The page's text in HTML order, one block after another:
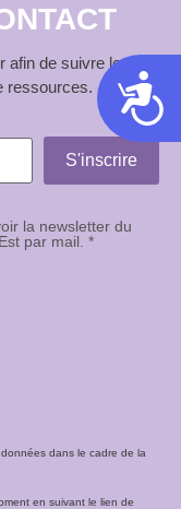
afin de suivre les
ressources.
la newsletter du
par mail. *
dans le cadre de la
en suivant le lien de